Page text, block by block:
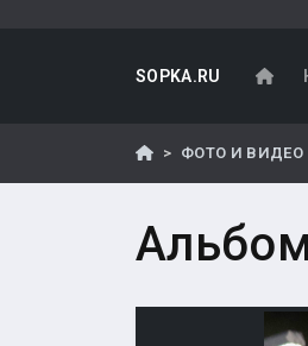
SOPKA.RU
ФОТО И ВИДЕО